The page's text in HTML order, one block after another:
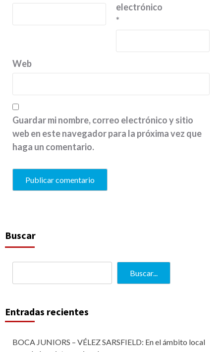
electrónico
*
Web
Guardar mi nombre, correo electrónico y sitio
web en este navegador para la próxima vez que
haga un comentario.
Buscar
Buscar...
Entradas recientes
BOCA JUNIORS – VÉLEZ SARSFIELD: En el ámbito local